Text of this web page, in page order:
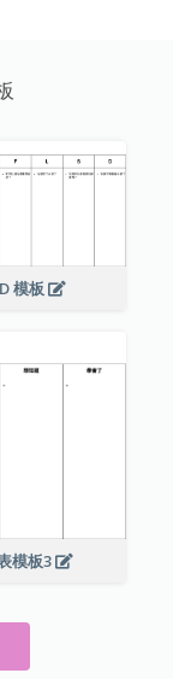
模板
模板3